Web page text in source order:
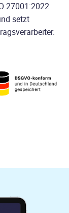
27001:2022
setzt